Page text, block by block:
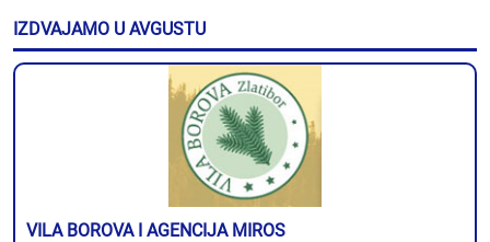
IZDVAJAMO U AVGUSTU
VILA BOROVA I AGENCIJA MIROS